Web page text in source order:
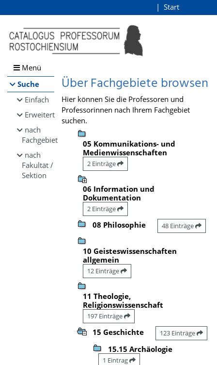
Browsen
direkt zum Inhalt
Start
Menü
Suche
Einfach
Erweitert
nach
Fachgebiet
nach
Fakultät /
Sektion
Über Fachgebiete browsen
Hier können Sie die Professoren und
Professorinnen nach Ihrem Fachgebiet
suchen.
05 Kommunikations- und
Medienwissenschaften
2 Einträge
06 Information und
Dokumentation
2 Einträge
08 Philosophie 48 Einträge
10 Geisteswissenschaften
allgemein
12 Einträge
11 Theologie,
Religionswissenschaft
197 Einträge
15 Geschichte 123 Einträge
15.15 Archäologie
1 Eintrag